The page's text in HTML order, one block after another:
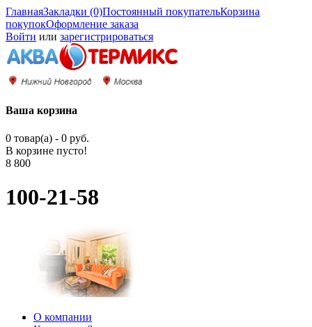
ГлавнаяЗакладки (0)Постоянный покупательКорзина
покупокОформление заказа
Войти или зарегистрироваться
Ваша корзина
0 товар(а) - 0 руб.
В корзине пусто!
8 800
100-21-58
О компании